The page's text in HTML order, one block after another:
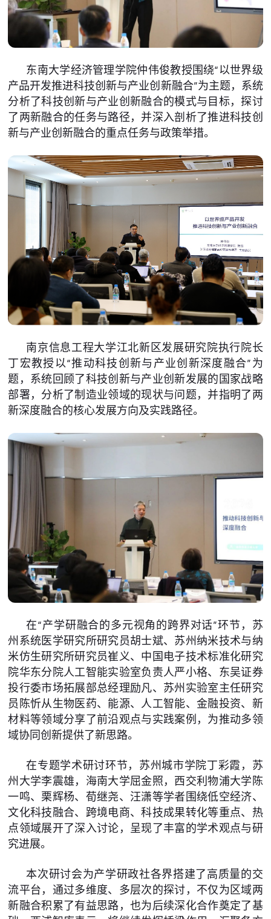
东南大学经济管理学院仲伟俊教授围绕“以世界级
产品开发推进科技创新与产业创新融合”为主题，系统
分析了科技创新与产业创新融合的模式与目标，探讨
了两新融合的任务与路径，并深入剖析了推进科技创
新与产业创新融合的重点任务与政策举措。
南京信息工程大学江北新区发展研究院执行院长
丁宏教授以“推动科技创新与产业创新深度融合”为
题，系统回顾了科技创新与产业创新发展的国家战略
部署，分析了制造业领域的现状与问题，并指明了两
新深度融合的核心发展方向及实践路径。
在“产学研融合的多元视角的跨界对话”环节，苏
州系统医学研究所研究员胡士斌、苏州纳米技术与纳
米仿生研究所研究员崔义、中国电子技术标准化研究
院华东分院人工智能实验室负责人严小格、东吴证券
投行委市场拓展部总经理励凡、苏州实验室主任研究
员陈忻从生物医药、能源、人工智能、金融投资、新
材料等领域分享了前沿观点与实践案例，为推动多领
域协同创新提供了新思路。
在专题学术研讨环节，苏州城市学院丁彩霞，苏
州大学李震雄，海南大学屈金照，西交利物浦大学陈
一鸣、栗辉杨、荀继尧、汪潇等学者围绕低空经济、
文化科技融合、跨境电商、科技成果转化等重点、热
点领域展开了深入讨论，呈现了丰富的学术观点与研
究进展。
本次研讨会为产学研政社各界搭建了高质量的交
流平台，通过多维度、多层次的探讨，不仅为区域两
新融合积累了有益思路，也为后续深化合作奠定了基